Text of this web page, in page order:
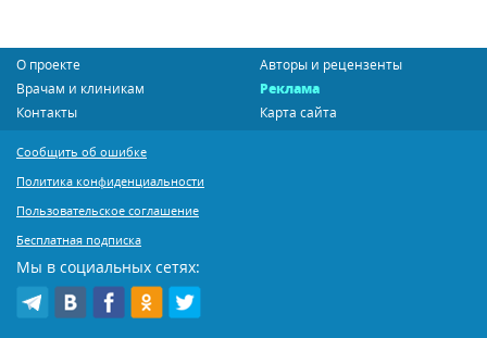
О проекте
Авторы и рецензенты
Врачам и клиникам
Реклама
Контакты
Карта сайта
Сообщить об ошибке
Политика конфиденциальности
Пользовательское соглашение
Бесплатная подписка
Мы в социальных сетях: